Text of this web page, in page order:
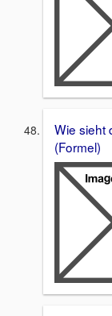
Wie sieht
(Formel)